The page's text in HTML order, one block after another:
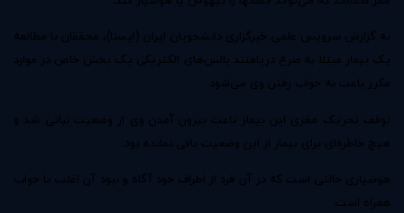
به گزارش سرویس علمی خبرگزاری دانشجویان ایران (ایسنا)، محققان با مطالعه
یک بیمار مبتلا به صرع دریافتند پالس‌های الکتریکی یک بخش خاص در موارد
مکرر باعث به خواب رفتن وی می‌شود.
توقف تحریک مغزی این بیمار باعث بیرون آمدن وی از وضعیت نباتی شد و
هیچ خاطره‌ای برای بیمار از این وضعیت باقی نمانده بود.
هوشیاری حالتی است که در آن فرد از اطراف خود آگاه و نبود آن اغلب با خواب
همراه است.